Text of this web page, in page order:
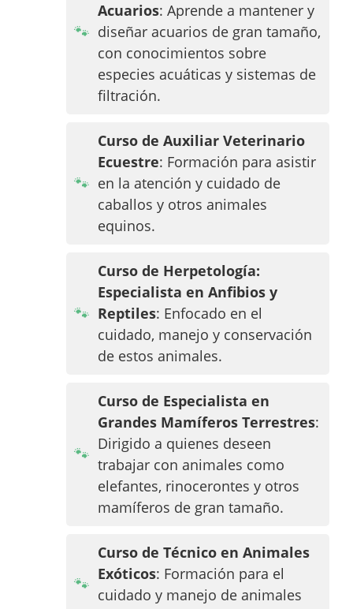
Acuarios: Aprende a mantener y
diseñar acuarios de gran tamaño,
con conocimientos sobre
especies acuáticas y sistemas de
filtración.
Curso de Auxiliar Veterinario
Ecuestre: Formación para asistir
en la atención y cuidado de
caballos y otros animales
equinos.
Curso de Herpetología:
Especialista en Anfibios y
Reptiles: Enfocado en el
cuidado, manejo y conservación
de estos animales.
Curso de Especialista en
Grandes Mamíferos Terrestres:
Dirigido a quienes deseen
trabajar con animales como
elefantes, rinocerontes y otros
mamíferos de gran tamaño.
Curso de Técnico en Animales
Exóticos: Formación para el
cuidado y manejo de animales